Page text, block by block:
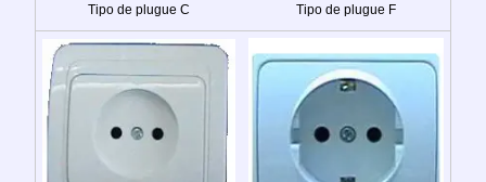
Tipo de plugue C Tipo de plugue F